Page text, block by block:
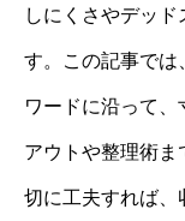
しにくさやデッ
す。この記事では
ワードに沿って、
アウトや整理術ま
切に工夫すれば、